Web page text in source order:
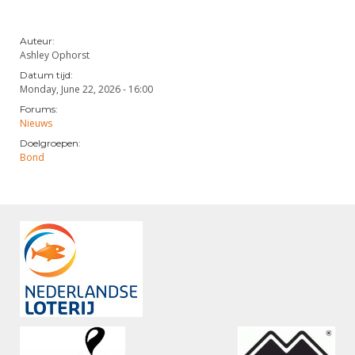
Auteur:
Ashley Ophorst
Datum tijd:
Monday, June 22, 2026 - 16:00
Forums:
Nieuws
Doelgroepen:
Bond